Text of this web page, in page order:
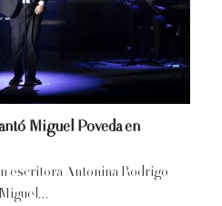
Miguel Poveda en
escritora Antonina Rodrigo